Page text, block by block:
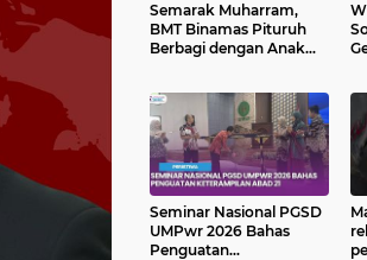
Semarak Muharram,
BMT Binamas Pituruh
Berbagi dengan Anak
Seminar Nasional PGSD
UMPwr 2026 Bahas
Penguatan